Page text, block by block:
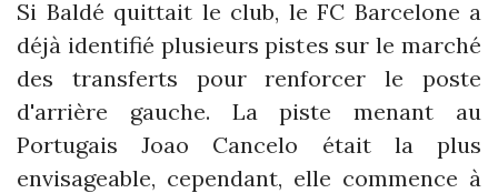
Si Baldé quittait le club, le FC Barcelone a
déjà identifié plusieurs pistes sur le marché
des transferts pour renforcer le poste
d'arrière gauche. La piste menant au
Portugais Joao Cancelo était la plus
envisageable, cependant, elle commence à